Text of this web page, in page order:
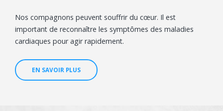
Nos compagnons peuvent souffrir du cœur. Il est
important de reconnaître les symptômes des maladies
cardiaques pour agir rapidement.
EN SAVOIR PLUS